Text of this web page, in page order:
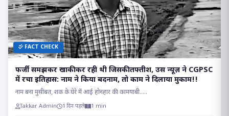
FACT CHECK
फर्जी समझकर खाकी कर रही थी जिसकी तफ्तीश, उस न्यूज़ ने CGPSC
में रचा इतिहास: नाम ने किया बदनाम, तो काम ने दिलाया मुकाम!!
नाम बना मुसीबत, शक के घेरे में आई होनहार की कामयाबी.....
Takkar Admin 1 दिन पहले 1 min